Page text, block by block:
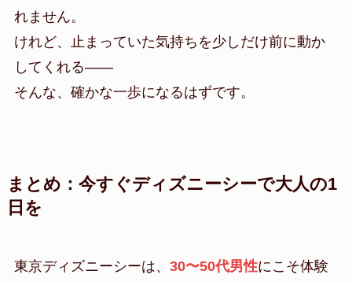
れません。
けれど、止まっていた気持ちを少しだけ前に動か
してくれる——
そんな、確かな一歩になるはずです。
まとめ：今すぐディズニーシーで大人の1
日を
東京ディズニーシーは、 30〜50代男性にこそ体験